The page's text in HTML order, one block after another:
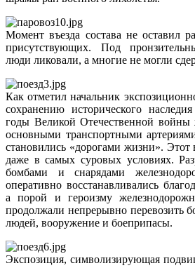
Момент въезда состава не оставил
присутствующих. Под
люди ликовали, а многие не могли
Как отметил начальник
сохранению исторического
годы Великой Отечественной войны
основными транспортными
становились «дорогами жизни». Этот
даже в самых суровых условиях.
бомбами и снарядами
оперативно восстанавливались
а порой и героизму
продолжали непрерывно перевозить
людей, вооружение и боеприпасы.
Экспозиция, символизирующая